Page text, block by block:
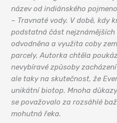
název od indiánského
– Travnaté vody. V době, kdy
podstatná část
odvodněna a využita coby
parcely. Autorka chtěla
nevybíravé způsoby
ale taky na skutečnost, že
unikátní biotop. Mnoha
se považovalo za rozsáhlé
mohutná řeka.